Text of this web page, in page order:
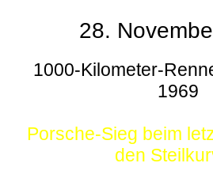
28.
1000-Kilometer-
1969
Porsche-Sieg beim
den